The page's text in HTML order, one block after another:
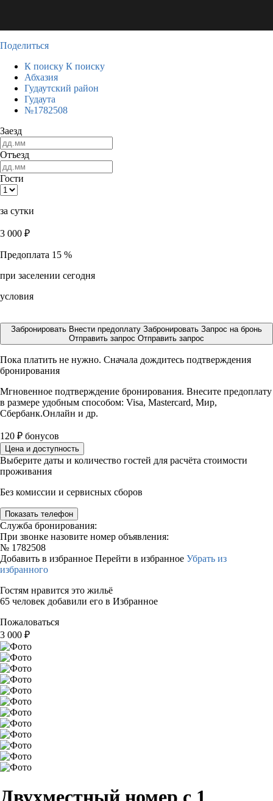
Поделиться
К поиску К поиску
Абхазия
Гудаутский район
Гудаута
№1782508
Заезд
Отъезд
Гости
за сутки
3 000 ₽
Предоплата 15 %
при заселении сегодня
условия
Забронировать Внести предоплату Забронировать Запрос на бронь
Отправить запрос Отправить запрос
Пока платить не нужно. Сначала дождитесь подтверждения
бронирования
Мгновенное подтверждение бронирования. Внесите предоплату
в размере удобным способом: Visa, Mastercard, Мир,
Сбербанк.Онлайн и др.
120 ₽ бонусов
Цена и доступность
Выберите даты и количество гостей для расчёта стоимости
проживания
Без комиссии и сервисных сборов
Показать телефон
Служба бронирования:
При звонке назовите номер объявления:
№ 1782508
Добавить в избранное Перейти в избранное Убрать из
избранного
Гостям нравится это жильё
65 человек добавили его в Избранное
Пожаловаться
3 000 ₽